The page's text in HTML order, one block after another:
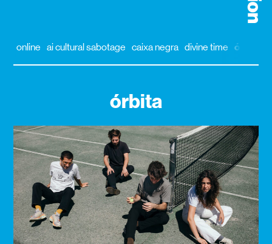
online ai cultural sabotage caixa negra divine time órbita
órbita